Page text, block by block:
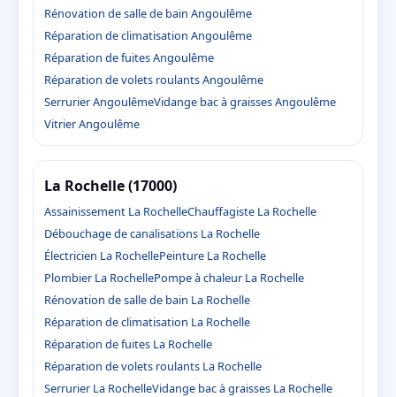
Rénovation de salle de bain Angoulême
Réparation de climatisation Angoulême
Réparation de fuites Angoulême
Réparation de volets roulants Angoulême
Serrurier AngoulêmeVidange bac à graisses Angoulême
Vitrier Angoulême
La Rochelle (17000)
Assainissement La RochelleChauffagiste La Rochelle
Débouchage de canalisations La Rochelle
Électricien La RochellePeinture La Rochelle
Plombier La RochellePompe à chaleur La Rochelle
Rénovation de salle de bain La Rochelle
Réparation de climatisation La Rochelle
Réparation de fuites La Rochelle
Réparation de volets roulants La Rochelle
Serrurier La RochelleVidange bac à graisses La Rochelle